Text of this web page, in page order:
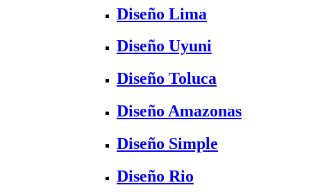
Diseño Lima
Diseño Uyuni
Diseño Toluca
Diseño Amazonas
Diseño Simple
Diseño Rio